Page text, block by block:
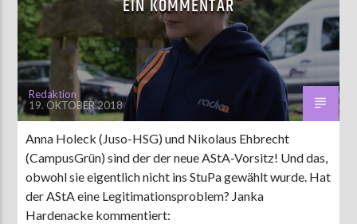
EIN KOMMENTAR
Redaktion
19. OKTOBER 2018
Anna Holeck (Juso-HSG) und Nikolaus Ehbrecht
(CampusGrün) sind der der neue AStA-Vorsitz! Und das,
obwohl sie eigentlich nicht ins StuPa gewählt wurde. Hat
der AStA eine Legitimationsproblem? Janka
Hardenacke kommentiert: